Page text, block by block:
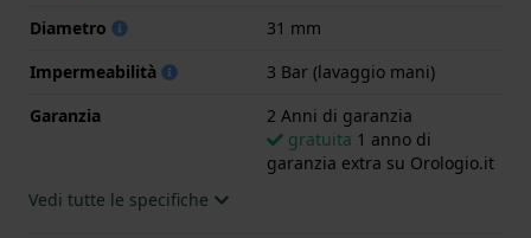
Diametro
31 mm
Impermeabilità
3 Bar (lavaggio mani)
Garanzia
2 Anni di garanzia
gratuita 1 anno di
garanzia extra su Orologio.it
Vedi tutte le specifiche